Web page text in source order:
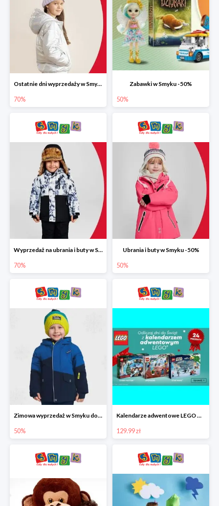
Ostatnie dni wyprzedaży w Smyku do -70%
70%
Zabawki w Smyku -50%
50%
Wyprzedaż na ubrania i buty w Smyku do -70%
70%
Ubrania i buty w Smyku -50%
50%
Zimowa wyprzedaż w Smyku do -50%
50%
Kalendarze adwentowe LEGO w Smyku w super cenie
129.99 zł